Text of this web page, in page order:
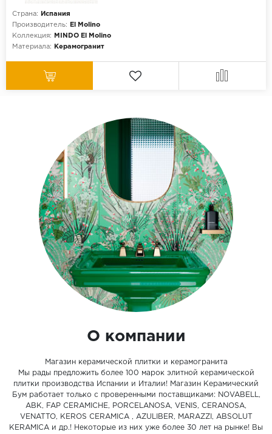
Страна:
Испания
Производитель:
El Molino
Коллекция:
MINDO El Molino
Материала:
Керамогранит
О компании
Магазин керамической плитки и керамогранита
Мы рады предложить более 100 марок элитной керамической
плитки производства Испании и Италии! Магазин Керамический
Бум работает только с проверенными поставщиками: NOVABELL,
ABK, FAP CERAMICHE, PORCELANOSA, VENIS, CERANOSA,
VENATTO, KEROS CERAMICA , AZULIBER, MARAZZI, ABSOLUT
KERAMICA и др.! Некоторые из них уже более 30 лет на рынке! Вы